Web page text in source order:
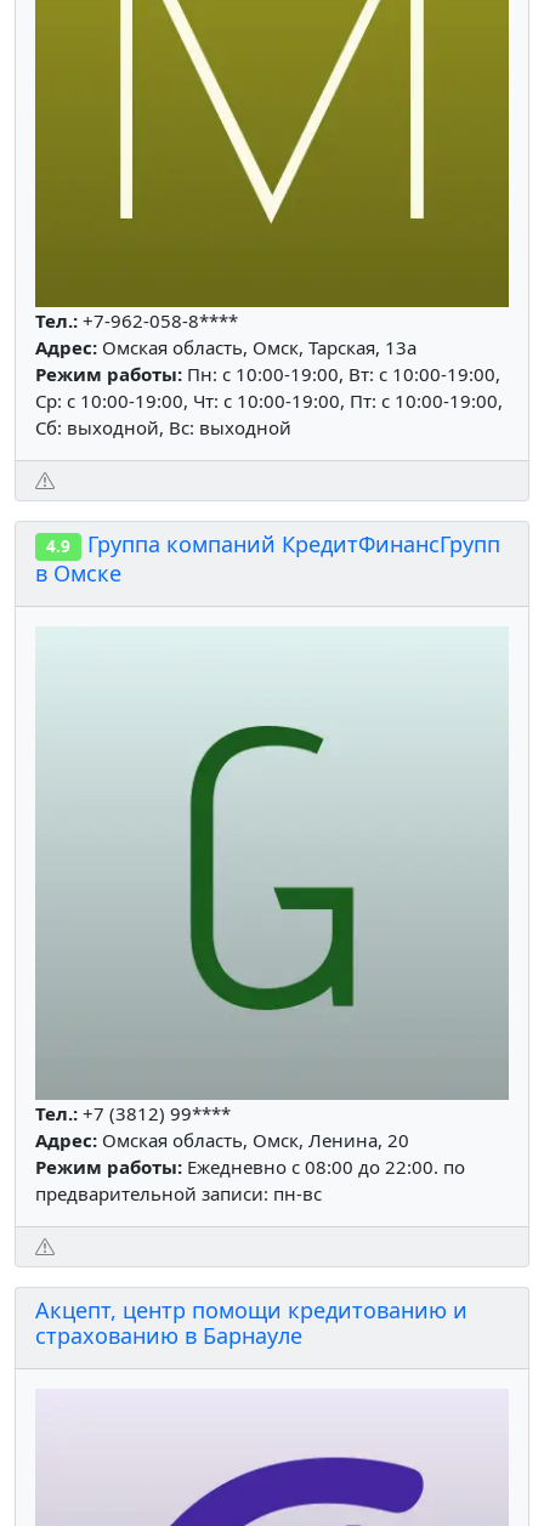
Тел.: +7-962-058-8****
Адрес: Омская область, Омск, Тарская, 13а
Режим работы: Пн: c 10:00-19:00, Вт: c 10:00-19:00,
Ср: c 10:00-19:00, Чт: c 10:00-19:00, Пт: c 10:00-19:00,
Сб: выходной, Вс: выходной
4.9
Группа компаний КредитФинансГрупп
в Омске
Тел.: +7 (3812) 99****
Адрес: Омская область, Омск, Ленина, 20
Режим работы: Ежедневно с 08:00 до 22:00. по
предварительной записи: пн-вс
Акцепт, центр помощи кредитованию и
страхованию в Барнауле